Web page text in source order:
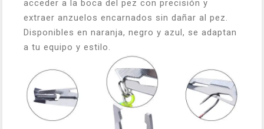
acceder a la boca del pez con precisión y
extraer anzuelos encarnados sin dañar al pez.
Disponibles en naranja, negro y azul, se adaptan
a tu equipo y estilo.